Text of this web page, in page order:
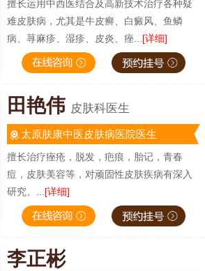
擅长运用中西医结合及高新技术治疗各种疑
难皮肤病，尤其是牛皮癣、白癜风、鱼鳞
病、荨麻疹、湿疹、皮炎、痤... [详细]
田艳伟 皮肤科医生
太原肤康中医皮肤病医院医生
擅长治疗痤疮，脱发，疤痕，胎记，青春
痘，皮肤美容等，对顽固性皮肤疾病有深入
研究。... [详细]
李正彬